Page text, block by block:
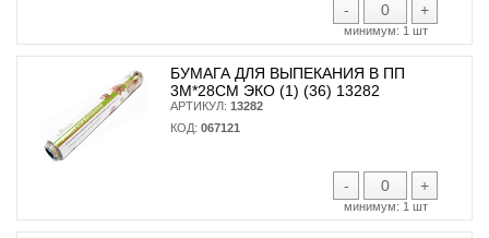
- +
минимум: 1 шт
БУМАГА ДЛЯ ВЫПЕКАНИЯ В ПП
3М*28СМ ЭКО (1) (36) 13282
АРТИКУЛ: 13282
КОД: 067121
- +
минимум: 1 шт